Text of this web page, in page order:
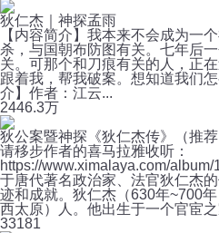
狄仁杰｜神探孟雨
【内容简介】我本来不会成为一
杀，与国朝布防图有关。七年后
关。可那个和刀痕有关的人，正
跟着我，帮我破案。想知道我们
介】作者：江云...
2446.3万
狄公案暨神探《狄仁杰传》（推荐
请移步作者的喜马拉雅收听：
https://www.ximalaya.com/
于唐代著名政治家、法官狄仁杰
迹和成就。狄仁杰（630年~700
西太原）人。他出生于一个官宦
33181